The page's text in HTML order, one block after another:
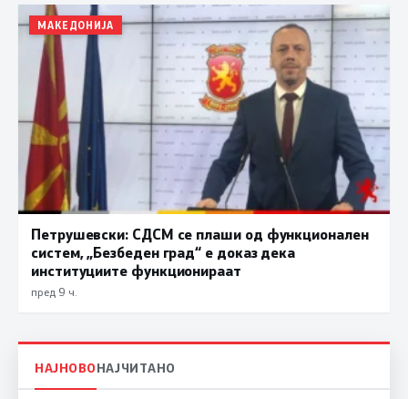
МАКЕДОНИЈА
Петрушевски: СДСМ се плаши од функционален
систем, „Безбеден град“ е доказ дека
институциите функционираат
пред 9 ч.
НАЈНОВОНАЈЧИТАНО